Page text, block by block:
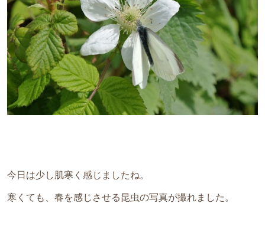
今日は少し肌寒く感じましたね。
寒くても、春を感じさせる昆虫の写真が撮れました。